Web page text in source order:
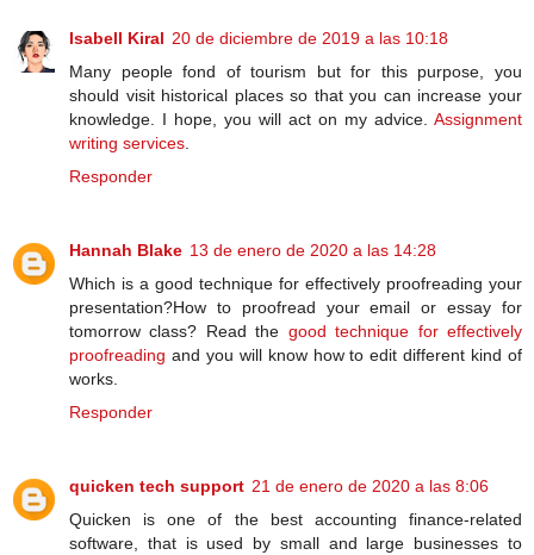
Isabell Kiral 20 de diciembre de 2019 a las 10:18
Many people fond of tourism but for this purpose, you
should visit historical places so that you can increase your
knowledge. I hope, you will act on my advice. Assignment
writing services.
Responder
Hannah Blake 13 de enero de 2020 a las 14:28
Which is a good technique for effectively proofreading your
presentation?How to proofread your email or essay for
tomorrow class? Read the good technique for effectively
proofreading and you will know how to edit different kind of
works.
Responder
quicken tech support 21 de enero de 2020 a las 8:06
Quicken is one of the best accounting finance-related
software, that is used by small and large businesses to